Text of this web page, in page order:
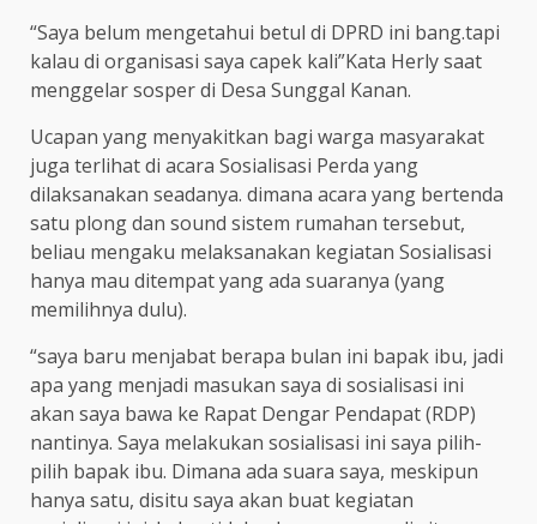
“Saya belum mengetahui betul di DPRD ini bang.tapi
kalau di organisasi saya capek kali”Kata Herly saat
menggelar sosper di Desa Sunggal Kanan.
Ucapan yang menyakitkan bagi warga masyarakat
juga terlihat di acara Sosialisasi Perda yang
dilaksanakan seadanya. dimana acara yang bertenda
satu plong dan sound sistem rumahan tersebut,
beliau mengaku melaksanakan kegiatan Sosialisasi
hanya mau ditempat yang ada suaranya (yang
memilihnya dulu).
“saya baru menjabat berapa bulan ini bapak ibu, jadi
apa yang menjadi masukan saya di sosialisasi ini
akan saya bawa ke Rapat Dengar Pendapat (RDP)
nantinya. Saya melakukan sosialisasi ini saya pilih-
pilih bapak ibu. Dimana ada suara saya, meskipun
hanya satu, disitu saya akan buat kegiatan